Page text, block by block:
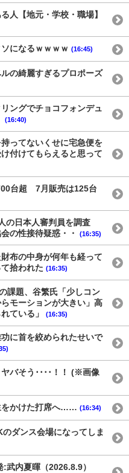
人【地元・学校・職場】
になるｗｗｗｗ (16:45)
の綺麗すぎるプロポーズ
ングでチョコフォンデュ
(16:40)
ってないくせに宅急便を
付けてもらえると思って
台超 7月販売は125台
の日本人審判員を調査
の性接待疑惑・・
(16:35)
布の中身が何年も経って
拾われた (16:35)
課題、谷繁氏「少しコン
モーションが大きい」高
ている」
(16:35)
に首を絞められたせいで
ヤバそう････！！ (※画像
をかけた打席へ…… (16:34)
のダンス会場になってしま
:武内夏暉（2026.8.9）